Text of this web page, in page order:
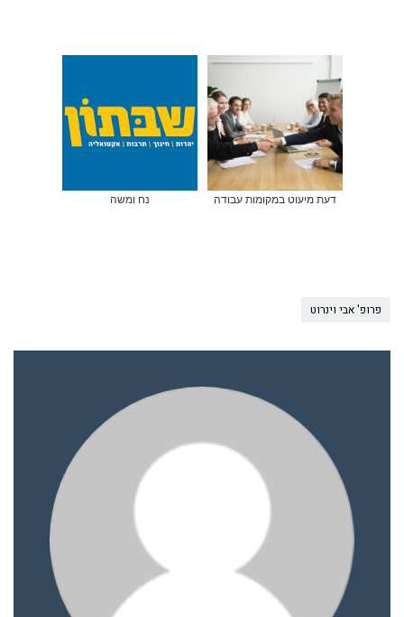
דעת מיעוט במקומות עבודה נח ומשה
פרופ' אבי וינרוט